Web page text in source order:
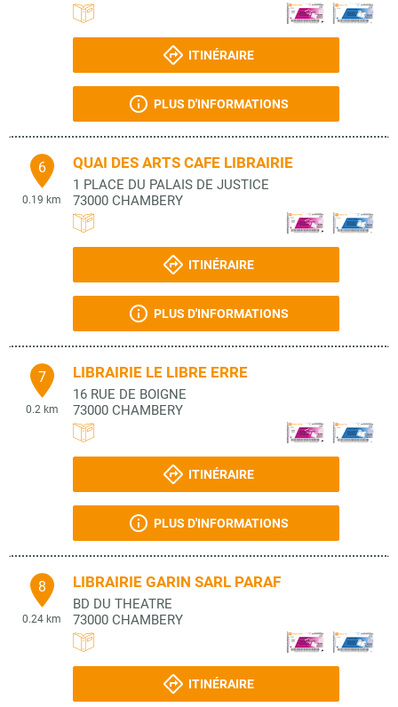
ITINÉRAIRE
PLUS D'INFORMATIONS
6
0.19 km
QUAI DES ARTS CAFE LIBRAIRIE
1 PLACE DU PALAIS DE JUSTICE
73000 CHAMBERY
ITINÉRAIRE
PLUS D'INFORMATIONS
7
0.2 km
LIBRAIRIE LE LIBRE ERRE
16 RUE DE BOIGNE
73000 CHAMBERY
ITINÉRAIRE
PLUS D'INFORMATIONS
8
0.24 km
LIBRAIRIE GARIN SARL PARAF
BD DU THEATRE
73000 CHAMBERY
ITINÉRAIRE